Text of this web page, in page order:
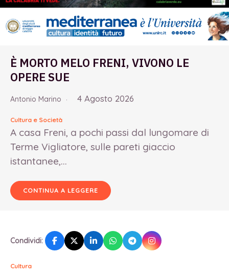
È MORTO MELO FRENI, VIVONO LE
OPERE SUE
Antonio Marino 4 Agosto 2026
Cultura e Società
A casa Freni, a pochi passi dal lungomare di
Terme Vigliatore, sulle pareti giaccio
istantanee,...
CONTINUA A LEGGERE
Condividi:
Cultura